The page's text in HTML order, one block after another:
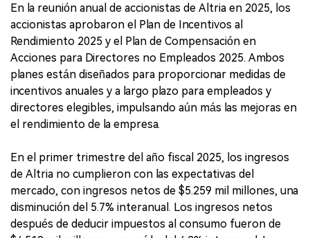
En la reunión anual de accionistas de Altria en 2025, los
accionistas aprobaron el Plan de Incentivos al
Rendimiento 2025 y el Plan de Compensación en
Acciones para Directores no Empleados 2025. Ambos
planes están diseñados para proporcionar medidas de
incentivos anuales y a largo plazo para empleados y
directores elegibles, impulsando aún más las mejoras en
el rendimiento de la empresa.
En el primer trimestre del año fiscal 2025, los ingresos
de Altria no cumplieron con las expectativas del
mercado, con ingresos netos de $5.259 mil millones, una
disminución del 5.7% interanual. Los ingresos netos
después de deducir impuestos al consumo fueron de